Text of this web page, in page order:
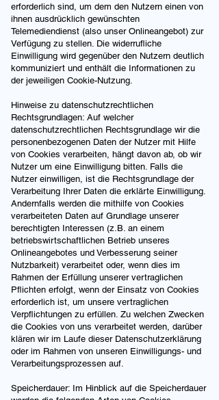
erforderlich sind, um dem den Nutzern einen von
ihnen ausdrücklich gewünschten
Telemediendienst (also unser Onlineangebot) zur
Verfügung zu stellen. Die widerrufliche
Einwilligung wird gegenüber den Nutzern deutlich
kommuniziert und enthält die Informationen zu
der jeweiligen Cookie-Nutzung.
Hinweise zu datenschutzrechtlichen
Rechtsgrundlagen: Auf welcher
datenschutzrechtlichen Rechtsgrundlage wir die
personenbezogenen Daten der Nutzer mit Hilfe
von Cookies verarbeiten, hängt davon ab, ob wir
Nutzer um eine Einwilligung bitten. Falls die
Nutzer einwilligen, ist die Rechtsgrundlage der
Verarbeitung Ihrer Daten die erklärte Einwilligung.
Andernfalls werden die mithilfe von Cookies
verarbeiteten Daten auf Grundlage unserer
berechtigten Interessen (z.B. an einem
betriebswirtschaftlichen Betrieb unseres
Onlineangebotes und Verbesserung seiner
Nutzbarkeit) verarbeitet oder, wenn dies im
Rahmen der Erfüllung unserer vertraglichen
Pflichten erfolgt, wenn der Einsatz von Cookies
erforderlich ist, um unsere vertraglichen
Verpflichtungen zu erfüllen. Zu welchen Zwecken
die Cookies von uns verarbeitet werden, darüber
klären wir im Laufe dieser Datenschutzerklärung
oder im Rahmen von unseren Einwilligungs- und
Verarbeitungsprozessen auf.
Speicherdauer: Im Hinblick auf die Speicherdauer